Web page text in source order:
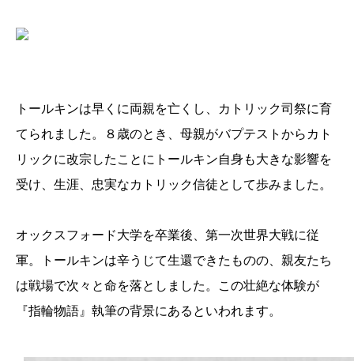
トールキンは早くに両親を亡くし、カトリック司祭に育
てられました。８歳のとき、母親がバプテストからカト
リックに改宗したことにトールキン自身も大きな影響を
受け、生涯、忠実なカトリック信徒として歩みました。
オックスフォード大学を卒業後、第一次世界大戦に従
軍。トールキンは辛うじて生還できたものの、親友たち
は戦場で次々と命を落としました。この壮絶な体験が
『指輪物語』執筆の背景にあるといわれます。